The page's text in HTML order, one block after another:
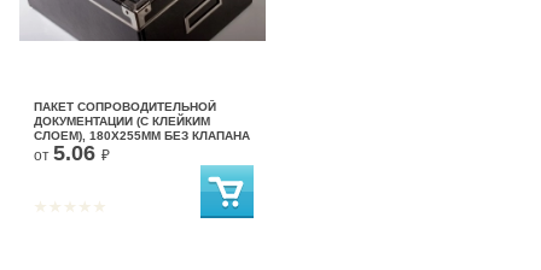
ПАКЕТ СОПРОВОДИТЕЛЬНОЙ
ДОКУМЕНТАЦИИ (С КЛЕЙКИМ
СЛОЕМ), 180Х255ММ БЕЗ КЛАПАНА
от 5.06 ₽